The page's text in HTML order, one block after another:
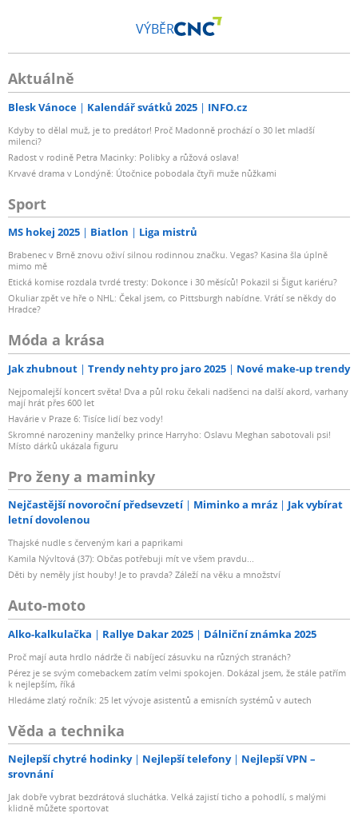
VÝBĚR
Aktuálně
Blesk Vánoce Kalendář svátků 2025 INFO.cz
Kdyby to dělal muž, je to predátor! Proč Madonně prochází o 30 let mladší
milenci?
Radost v rodině Petra Macinky: Polibky a růžová oslava!
Krvavé drama v Londýně: Útočnice pobodala čtyři muže nůžkami
Sport
MS hokej 2025 Biatlon Liga mistrů
Brabenec v Brně znovu oživí silnou rodinnou značku. Vegas? Kasina šla úplně
mimo mě
Etická komise rozdala tvrdé tresty: Dokonce i 30 měsíců! Pokazil si Šigut kariéru?
Okuliar zpět ve hře o NHL: Čekal jsem, co Pittsburgh nabídne. Vrátí se někdy do
Hradce?
Móda a krása
Jak zhubnout Trendy nehty pro jaro 2025 Nové make-up trendy
Nejpomalejší koncert světa! Dva a půl roku čekali nadšenci na další akord, varhany
mají hrát přes 600 let
Havárie v Praze 6: Tisíce lidí bez vody!
Skromné narozeniny manželky prince Harryho: Oslavu Meghan sabotovali psi!
Místo dárků ukázala figuru
Pro ženy a maminky
Nejčastější novoroční předsevzetí Miminko a mráz
Jak vybírat
letní dovolenou
Thajské nudle s červeným kari a paprikami
Kamila Nývltová (37): Občas potřebuji mít ve všem pravdu...
Děti by neměly jíst houby! Je to pravda? Záleží na věku a množství
Auto-moto
Alko-kalkulačka Rallye Dakar 2025 Dálniční známka 2025
Proč mají auta hrdlo nádrže či nabíjecí zásuvku na různých stranách?
Pérez je se svým comebackem zatím velmi spokojen. Dokázal jsem, že stále patřím
k nejlepším, říká
Hledáme zlatý ročník: 25 let vývoje asistentů a emisních systémů v autech
Věda a technika
Nejlepší chytré hodinky Nejlepší telefony
Nejlepší VPN –
srovnání
Jak dobře vybrat bezdrátová sluchátka. Velká zajistí ticho a pohodlí, s malými
klidně můžete sportovat